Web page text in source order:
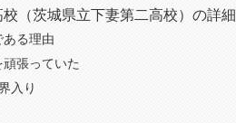
（茨城県立下妻第二高校）の詳細
る理由
張っていた
入り